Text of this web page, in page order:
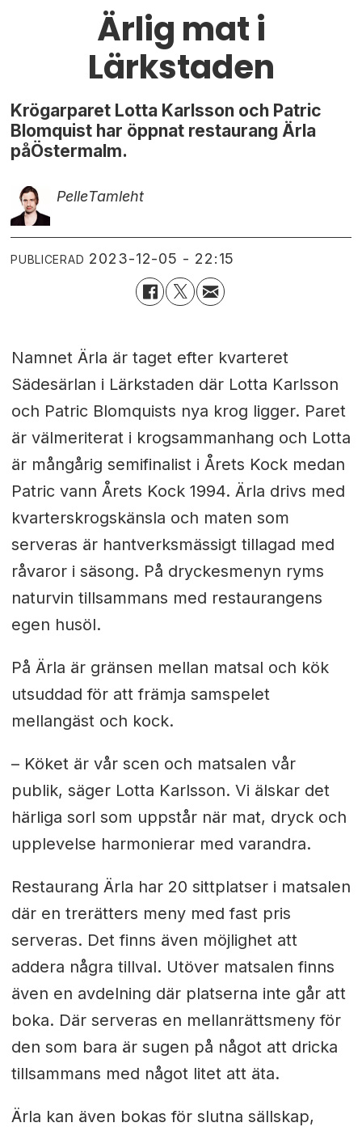
Ärlig mat i
Lärkstaden
Krögarparet Lotta Karlsson och Patric
Blomquist har öppnat restaurang Ärla
påÖstermalm.
PelleTamleht
PUBLICERAD 2023-12-05 - 22:15
Namnet Ärla är taget efter kvarteret
Sädesärlan i Lärkstaden där Lotta Karlsson
och Patric Blomquists nya krog ligger. Paret
är välmeriterat i krogsammanhang och Lotta
är mångårig semifinalist i Årets Kock medan
Patric vann Årets Kock 1994. Ärla drivs med
kvarterskrogskänsla och maten som
serveras är hantverksmässigt tillagad med
råvaror i säsong. På dryckesmenyn ryms
naturvin tillsammans med restaurangens
egen husöl.
På Ärla är gränsen mellan matsal och kök
utsuddad för att främja samspelet
mellangäst och kock.
– Köket är vår scen och matsalen vår
publik, säger Lotta Karlsson. Vi älskar det
härliga sorl som uppstår när mat, dryck och
upplevelse harmonierar med varandra.
Restaurang Ärla har 20 sittplatser i matsalen
där en trerätters meny med fast pris
serveras. Det finns även möjlighet att
addera några tillval. Utöver matsalen finns
även en avdelning där platserna inte går att
boka. Där serveras en mellanrättsmeny för
den som bara är sugen på något att dricka
tillsammans med något litet att äta.
Ärla kan även bokas för slutna sällskap,